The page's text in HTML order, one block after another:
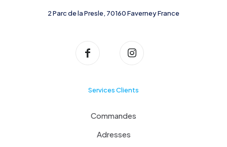
2 Parc de la Presle, 70160 Faverney France
Services Clients
Commandes
Adresses